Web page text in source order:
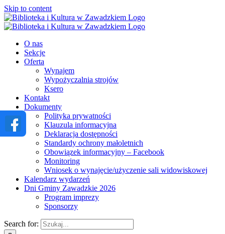
Skip to content
O nas
Sekcje
Oferta
Wynajem
Wypożyczalnia strojów
Ksero
Kontakt
Dokumenty
Polityka prywatności
Klauzula informacyjna
Deklaracja dostępności
Standardy ochrony małoletnich
Obowiązek informacyjny – Facebook
Monitoring
Wniosek o wynajęcie/użyczenie sali widowiskowej
Kalendarz wydarzeń
Dni Gminy Zawadzkie 2026
Program imprezy
Sponsorzy
Search for: